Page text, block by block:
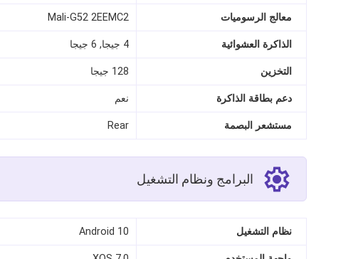
معالج الرسوميات Mali-G52 2EEMC2
الذاكرة العشوائية 4 جيجا, 6 جيجا
التخزين 128 جيجا
دعم بطاقة الذاكرة نعم
مستشعر البصمة Rear
البرامج ونظام التشغيل
نظام التشغيل Android 10